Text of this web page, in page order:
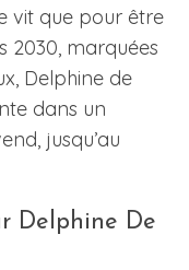
vit que pour être
2030, marquées
Delphine de
dans un
jusqu’au
Delphine De